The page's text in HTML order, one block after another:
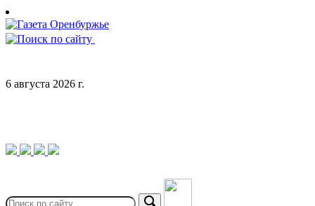
Skip
to
content
6 августа 2026 г.
for:
Search